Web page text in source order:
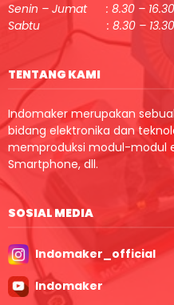
Senin – Jumat : 8.30 – 16.30
Sabtu : 8.30 – 13.30
TENTANG KAMI
Indomaker merupakan
bidang elektronika dan
memproduksi modul-modul
Smartphone, dll.
SOSIAL MEDIA
Indomaker_official
Indomaker